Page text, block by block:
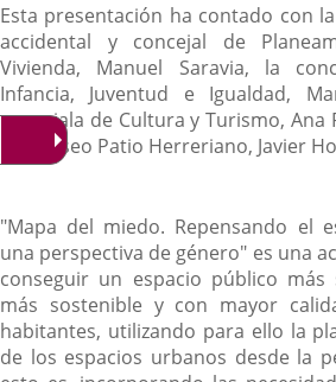
Esta presentación ha contado con
accidental y concejal de
Vivienda, Manuel Saravia, la
Infancia, Juventud e Igualdad,
concejala de Cultura y Turismo,
del Museo Patio Herreriano, Javier
"Mapa del miedo. Repensando el
una perspectiva de género" es una
conseguir un espacio público más
más sostenible y con mayor
habitantes, utilizando para ello la
de los espacios urbanos desde la